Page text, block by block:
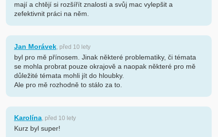
mají a chtějí si rozšířít znalosti a svůj mac vylepšit a
zefektivnit práci na něm.
Jan Morávek, před 10 lety
byl pro mě přínosem. Jinak některé problematiky, či témata
se mohla probrat pouze okrajově a naopak některé pro mě
důležité témata mohli jít do hloubky.
Ale pro mě rozhodně to stálo za to.
Karolína, před 10 lety
Kurz byl super!